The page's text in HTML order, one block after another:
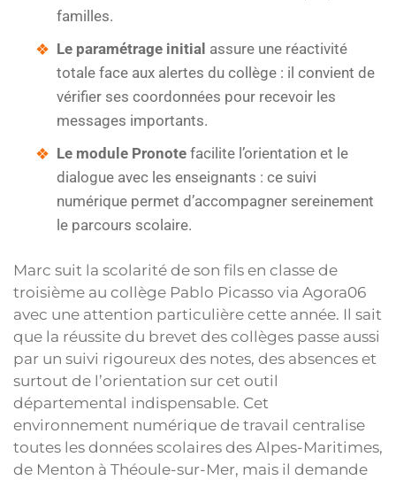
familles.
Le paramétrage initial assure une réactivité
totale face aux alertes du collège : il convient de
vérifier ses coordonnées pour recevoir les
messages importants.
Le module Pronote facilite l’orientation et le
dialogue avec les enseignants : ce suivi
numérique permet d’accompagner sereinement
le parcours scolaire.
Marc suit la scolarité de son fils en classe de
troisième au collège Pablo Picasso via Agora06
avec une attention particulière cette année. Il sait
que la réussite du brevet des collèges passe aussi
par un suivi rigoureux des notes, des absences et
surtout de l’orientation sur cet outil
départemental indispensable. Cet
environnement numérique de travail centralise
toutes les données scolaires des Alpes-Maritimes,
de Menton à Théoule-sur-Mer, mais il demande